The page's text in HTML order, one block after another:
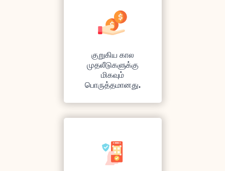
குறுகிய கால
முதலீடுகளுக்கு
மிகவும்
பொருத்தமானது.